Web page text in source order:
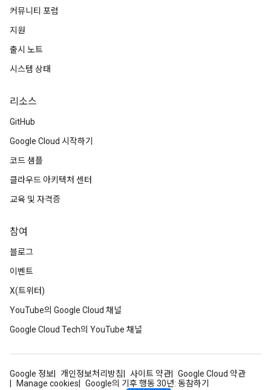
커뮤니티 포럼
지원
출시 노트
시스템 상태
리소스
GitHub
Google Cloud 시작하기
코드 샘플
클라우드 아키텍처 센터
교육 및 자격증
참여
블로그
이벤트
X(트위터)
YouTube의 Google Cloud 채널
Google Cloud Tech의 YouTube 채널
Google 정보 개인정보처리방침 사이트 약관
Google Cloud 약관
Manage cookies
Google의 기후 행동 30년: 동참하기